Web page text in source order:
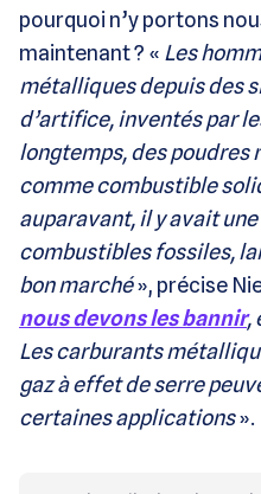
pourquoi n’y portons
maintenant ? « Les
métalliques depuis des
d’artifice, inventés par
longtemps, des
comme combustible
auparavant, il y avait
combustibles fossiles,
bon marché», précise
nous devons les bannir,
Les carburants
gaz à effet de serre
certaines applications».